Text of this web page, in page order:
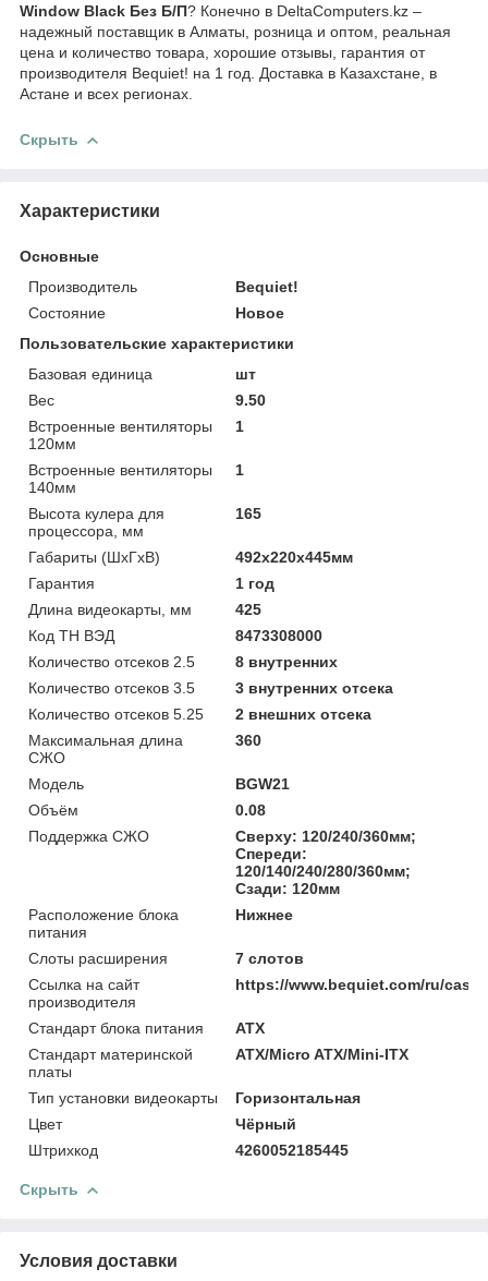
Window Black Без Б/П? Конечно в DeltaComputers.kz –
надежный поставщик в Алматы, розница и оптом, реальная
цена и количество товара, хорошие отзывы, гарантия от
производителя Bequiet! на 1 год. Доставка в Казахстане, в
Астане и всех регионах.
Скрыть
Характеристики
Основные
Производитель
Bequiet!
Состояние
Новое
Пользовательские характеристики
Базовая единица
шт
Вес
9.50
Встроенные вентиляторы
120мм
1
Встроенные вентиляторы
140мм
1
Высота кулера для
процессора, мм
165
Габариты (ШхГхВ)
492х220х445мм
Гарантия
1 год
Длина видеокарты, мм
425
Код ТН ВЭД
8473308000
Количество отсеков 2.5
8 внутренних
Количество отсеков 3.5
3 внутренних отсека
Количество отсеков 5.25
2 внешних отсека
Максимальная длина
СЖО
360
Модель
BGW21
Объём
0.08
Поддержка СЖО
Сверху: 120/240/360мм;
Спереди:
120/140/240/280/360мм;
Сзади: 120мм
Расположение блока
питания
Нижнее
Слоты расширения
7 слотов
Ссылка на сайт
производителя
https://www.bequiet.com/ru/case/
Стандарт блока питания
ATX
Стандарт материнской
платы
ATX/Micro ATX/Mini-ITX
Тип установки видеокарты
Горизонтальная
Цвет
Чёрный
Штрихкод
4260052185445
Скрыть
Условия доставки